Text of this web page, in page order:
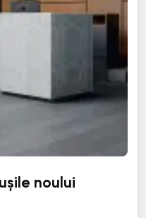
noului